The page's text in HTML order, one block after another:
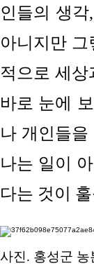
인들의 생
아니지만
적으로 세상
바로 눈에
나 개인들
나는 일이
다는 것이
사진. 홍성군